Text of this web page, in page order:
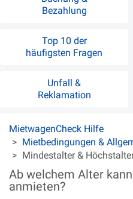
Bezahlung
Top 10 der
häufigsten Fragen
Unfall &
Reklamation
MietwagenCheck Hilfe
Mietbedingungen &
Mindestalter &
Ab welchem Alter
anmieten?